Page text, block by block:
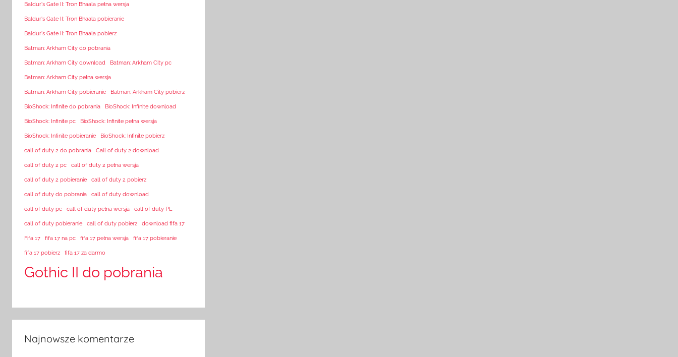
Baldur's Gate II: Tron Bhaala pełna wersja
Baldur's Gate II: Tron Bhaala pobieranie
Baldur's Gate II: Tron Bhaala pobierz
Batman: Arkham City do pobrania
Batman: Arkham City download Batman: Arkham City pc
Batman: Arkham City pełna wersja
Batman: Arkham City pobieranie Batman: Arkham City pobierz
BioShock: Infinite do pobrania BioShock: Infinite download
BioShock: Infinite pc BioShock: Infinite pełna wersja
BioShock: Infinite pobieranie BioShock: Infinite pobierz
call of duty 2 do pobrania Call of duty 2 download
call of duty 2 pc call of duty 2 pełna wersja
call of duty 2 pobieranie call of duty 2 pobierz
call of duty do pobrania call of duty download
call of duty pc call of duty pełna wersja call of duty PL
call of duty pobieranie call of duty pobierz download fifa 17
Fifa 17 fifa 17 na pc fifa 17 pełna wersja fifa 17 pobieranie
fifa 17 pobierz fifa 17 za darmo
Gothic II do pobrania
Najnowsze komentarze